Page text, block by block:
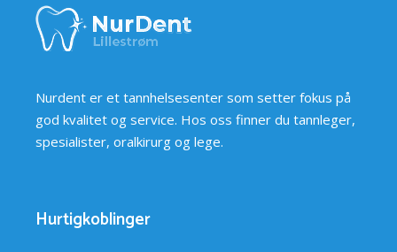
Nurdent er et tannhelsesenter som setter fokus på
god kvalitet og service. Hos oss finner du tannleger,
spesialister, oralkirurg og lege.
Hurtigkoblinger